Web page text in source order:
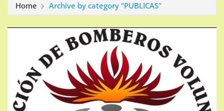
Home Archive by category "PUBLICAS"